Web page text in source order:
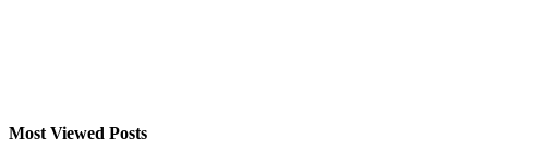
Most Viewed Posts